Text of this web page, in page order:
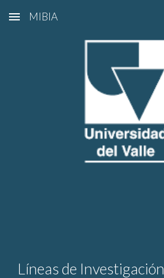
Skip to main content
MIBIA
Líneas de Investigación